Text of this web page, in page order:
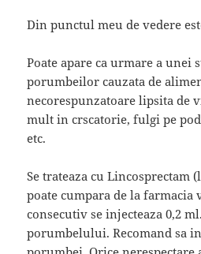
Din punctul meu de vedere
Poate apare ca urmare a unei
porumbeilor cauzata de
necorespunzatoare lipsita de
mult in crscatorie, fulgi pe
etc.
Se trateaza cu Lincosprectam
poate cumpara de la
consecutiv se injecteaza 0,2
porumbelului. Recomand sa